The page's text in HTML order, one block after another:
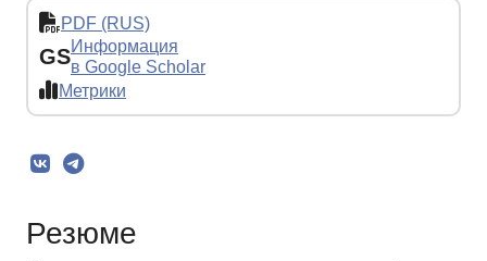
PDF (RUS)
GSИнформация
в Google Scholar
Метрики
Резюме